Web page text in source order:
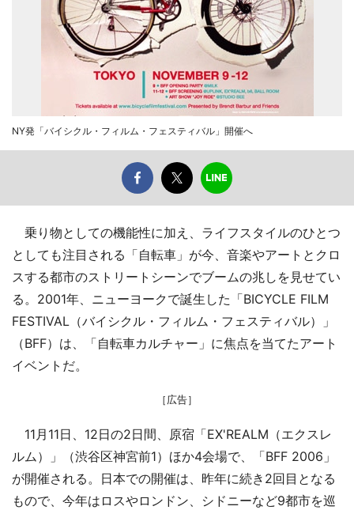
NY発「バイシクル・フィルム・フェスティバル」開催へ
乗り物としての機能性に加え、ライフスタイルのひとつ
としても注目される「自転車」が今、音楽やアートとクロ
スする都市のストリートシーンでブームの兆しを見せてい
る。2001年、ニューヨークで誕生した「BICYCLE FILM
FESTIVAL（バイシクル・フィルム・フェスティバル）」
（BFF）は、「自転車カルチャー」に焦点を当てたアート
イベントだ。
［広告］
11月11日、12日の2日間、原宿「EX'REALM（エクスレ
ルム）」（渋谷区神宮前1）ほか4会場で、「BFF 2006」
が開催される。日本での開催は、昨年に続き2回目となる
もので、今年はロスやロンドン、シドニーなど9都市を巡